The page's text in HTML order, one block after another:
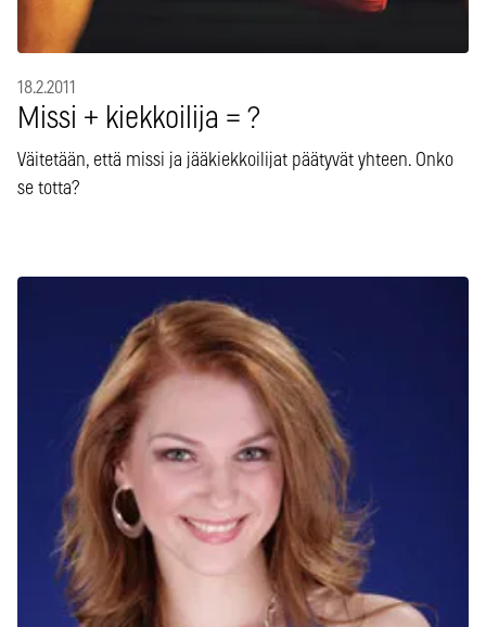
18.2.2011
Missi + kiekkoilija = ?
Väitetään, että missi ja jääkiekkoilijat päätyvät yhteen. Onko
se totta?